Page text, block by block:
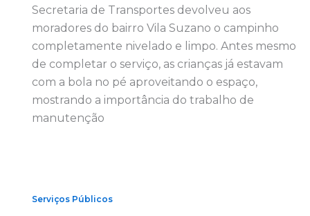
Secretaria de Transportes devolveu aos
moradores do bairro Vila Suzano o campinho
completamente nivelado e limpo. Antes mesmo
de completar o serviço, as crianças já estavam
com a bola no pé aproveitando o espaço,
mostrando a importância do trabalho de
manutenção
Serviços Públicos